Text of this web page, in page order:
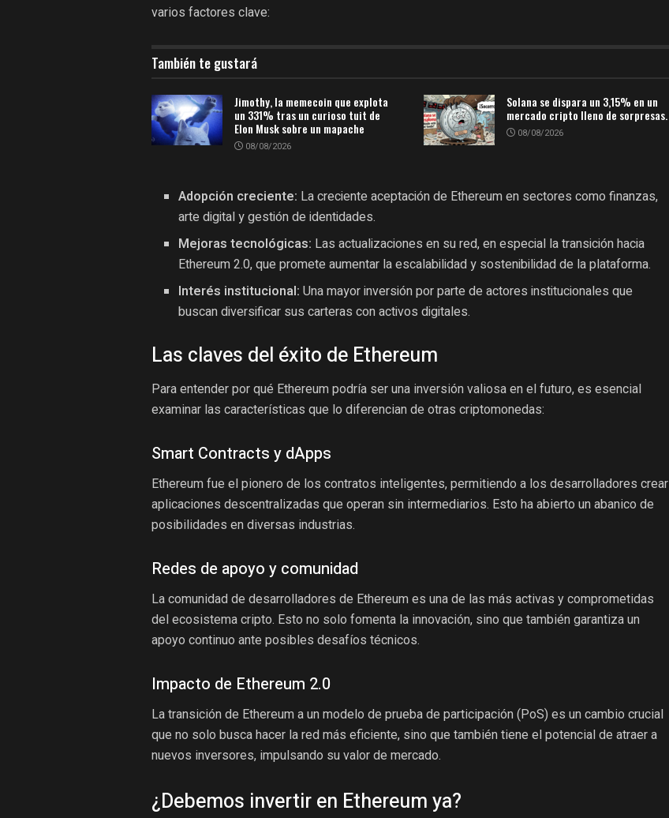
varios factores clave:
También te gustará
Jimothy, la memecoin que explota
un 331% tras un curioso tuit de
Elon Musk sobre un mapache
08/08/2026
Solana se dispara un 3,15% en un
mercado cripto lleno de sorpresas.
08/08/2026
Adopción creciente: La creciente aceptación de Ethereum en sectores como finanzas,
arte digital y gestión de identidades.
Mejoras tecnológicas: Las actualizaciones en su red, en especial la transición hacia
Ethereum 2.0, que promete aumentar la escalabilidad y sostenibilidad de la plataforma.
Interés institucional: Una mayor inversión por parte de actores institucionales que
buscan diversificar sus carteras con activos digitales.
Las claves del éxito de Ethereum
Para entender por qué Ethereum podría ser una inversión valiosa en el futuro, es esencial
examinar las características que lo diferencian de otras criptomonedas:
Smart Contracts y dApps
Ethereum fue el pionero de los contratos inteligentes, permitiendo a los desarrolladores crear
aplicaciones descentralizadas que operan sin intermediarios. Esto ha abierto un abanico de
posibilidades en diversas industrias.
Redes de apoyo y comunidad
La comunidad de desarrolladores de Ethereum es una de las más activas y comprometidas
del ecosistema cripto. Esto no solo fomenta la innovación, sino que también garantiza un
apoyo continuo ante posibles desafíos técnicos.
Impacto de Ethereum 2.0
La transición de Ethereum a un modelo de prueba de participación (PoS) es un cambio crucial
que no solo busca hacer la red más eficiente, sino que también tiene el potencial de atraer a
nuevos inversores, impulsando su valor de mercado.
¿Debemos invertir en Ethereum ya?